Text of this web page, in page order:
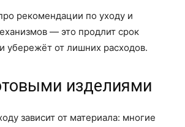
рекомендации по уходу и
— это продлит срок
убережёт от лишних расходов.
изделиями
зависит от материала: многие